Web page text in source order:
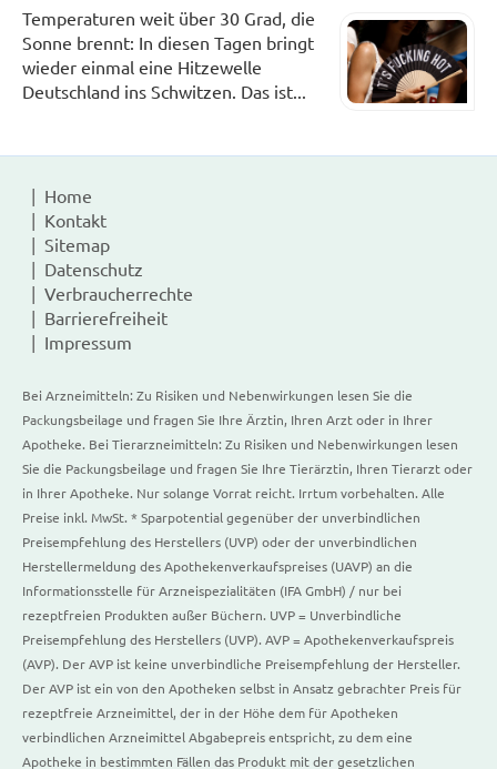
Temperaturen weit über 30 Grad, die
Sonne brennt: In diesen Tagen bringt
wieder einmal eine Hitzewelle
Deutschland ins Schwitzen. Das ist...
Home
Kontakt
Sitemap
Datenschutz
Verbraucherrechte
Barrierefreiheit
Impressum
Bei Arzneimitteln: Zu Risiken und Nebenwirkungen lesen Sie die
Packungsbeilage und fragen Sie Ihre Ärztin, Ihren Arzt oder in Ihrer
Apotheke. Bei Tierarzneimitteln: Zu Risiken und Nebenwirkungen lesen
Sie die Packungsbeilage und fragen Sie Ihre Tierärztin, Ihren Tierarzt oder
in Ihrer Apotheke. Nur solange Vorrat reicht. Irrtum vorbehalten. Alle
Preise inkl. MwSt. * Sparpotential gegenüber der unverbindlichen
Preisempfehlung des Herstellers (UVP) oder der unverbindlichen
Herstellermeldung des Apothekenverkaufspreises (UAVP) an die
Informationsstelle für Arzneispezialitäten (IFA GmbH) / nur bei
rezeptfreien Produkten außer Büchern. UVP = Unverbindliche
Preisempfehlung des Herstellers (UVP). AVP = Apothekenverkaufspreis
(AVP). Der AVP ist keine unverbindliche Preisempfehlung der Hersteller.
Der AVP ist ein von den Apotheken selbst in Ansatz gebrachter Preis für
rezeptfreie Arzneimittel, der in der Höhe dem für Apotheken
verbindlichen Arzneimittel Abgabepreis entspricht, zu dem eine
Apotheke in bestimmten Fällen das Produkt mit der gesetzlichen